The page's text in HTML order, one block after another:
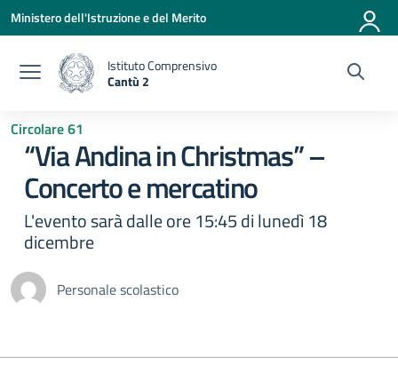
Vai ai contenuti
Vai al menu di navigazione
Vai al footer
Ministero dell'Istruzione e del Merito
Istituto Comprensivo
Cantù 2
Circolare 61
“Via Andina in Christmas” –
Concerto e mercatino
L'evento sarà dalle ore 15:45 di lunedì 18
dicembre
Personale scolastico